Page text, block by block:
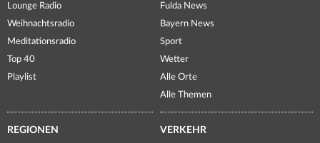
Lounge Radio
Weihnachtsradio
Meditationsradio
Top 40
Playlist
Fulda News
Bayern News
Sport
Wetter
Alle Orte
Alle Themen
REGIONEN VERKEHR